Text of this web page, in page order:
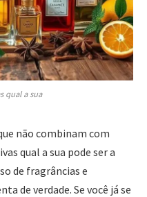
qual a sua
não combinam com
qual a sua pode ser a
de fragrâncias e
de verdade. Se você já se